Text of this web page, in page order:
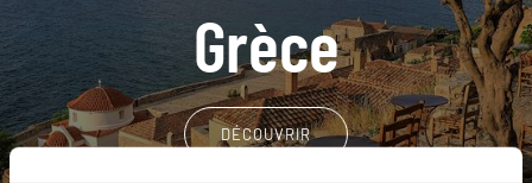
Grèce
DÉCOUVRIR